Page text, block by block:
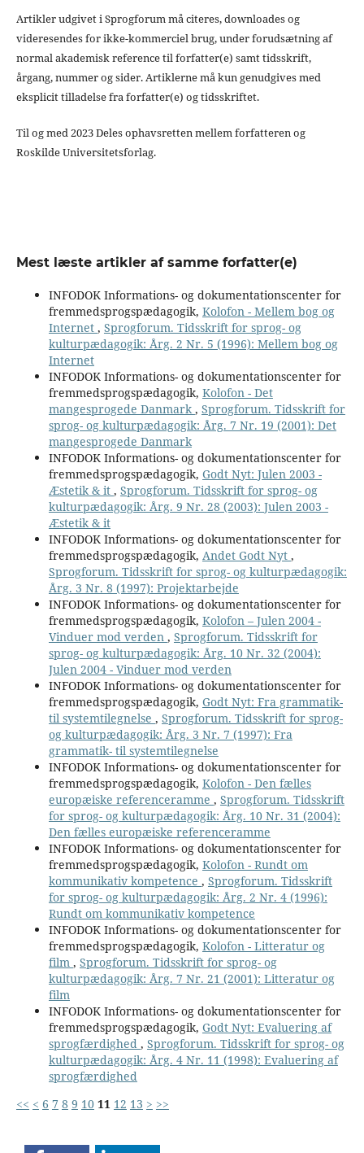
Artikler udgivet i Sprogforum må citeres, downloades og
videresendes for ikke-kommerciel brug, under forudsætning af
normal akademisk reference til forfatter(e) samt tidsskrift,
årgang, nummer og sider. Artiklerne må kun genudgives med
eksplicit tilladelse fra forfatter(e) og tidsskriftet.
Til og med 2023 Deles ophavsretten mellem forfatteren og
Roskilde Universitetsforlag.
Mest læste artikler af samme forfatter(e)
INFODOK Informations- og dokumentationscenter for
fremmedsprogspædagogik, Kolofon - Mellem bog og
Internet , Sprogforum. Tidsskrift for sprog- og
kulturpædagogik: Årg. 2 Nr. 5 (1996): Mellem bog og
Internet
INFODOK Informations- og dokumentationscenter for
fremmedsprogspædagogik, Kolofon - Det
mangesprogede Danmark , Sprogforum. Tidsskrift for
sprog- og kulturpædagogik: Årg. 7 Nr. 19 (2001): Det
mangesprogede Danmark
INFODOK Informations- og dokumentationscenter for
fremmedsprogspædagogik, Godt Nyt: Julen 2003 -
Æstetik & it , Sprogforum. Tidsskrift for sprog- og
kulturpædagogik: Årg. 9 Nr. 28 (2003): Julen 2003 -
Æstetik & it
INFODOK Informations- og dokumentationscenter for
fremmedsprogspædagogik, Andet Godt Nyt ,
Sprogforum. Tidsskrift for sprog- og kulturpædagogik:
Årg. 3 Nr. 8 (1997): Projektarbejde
INFODOK Informations- og dokumentationscenter for
fremmedsprogspædagogik, Kolofon – Julen 2004 -
Vinduer mod verden , Sprogforum. Tidsskrift for
sprog- og kulturpædagogik: Årg. 10 Nr. 32 (2004):
Julen 2004 - Vinduer mod verden
INFODOK Informations- og dokumentationscenter for
fremmedsprogspædagogik, Godt Nyt: Fra grammatik-
til systemtilegnelse , Sprogforum. Tidsskrift for sprog-
og kulturpædagogik: Årg. 3 Nr. 7 (1997): Fra
grammatik- til systemtilegnelse
INFODOK Informations- og dokumentationscenter for
fremmedsprogspædagogik, Kolofon - Den fælles
europæiske referenceramme , Sprogforum. Tidsskrift
for sprog- og kulturpædagogik: Årg. 10 Nr. 31 (2004):
Den fælles europæiske referenceramme
INFODOK Informations- og dokumentationscenter for
fremmedsprogspædagogik, Kolofon - Rundt om
kommunikativ kompetence , Sprogforum. Tidsskrift
for sprog- og kulturpædagogik: Årg. 2 Nr. 4 (1996):
Rundt om kommunikativ kompetence
INFODOK Informations- og dokumentationscenter for
fremmedsprogspædagogik, Kolofon - Litteratur og
film , Sprogforum. Tidsskrift for sprog- og
kulturpædagogik: Årg. 7 Nr. 21 (2001): Litteratur og
film
INFODOK Informations- og dokumentationscenter for
fremmedsprogspædagogik, Godt Nyt: Evaluering af
sprogfærdighed , Sprogforum. Tidsskrift for sprog- og
kulturpædagogik: Årg. 4 Nr. 11 (1998): Evaluering af
sprogfærdighed
<< < 6 7 8 9 10 11 12 13 > >>